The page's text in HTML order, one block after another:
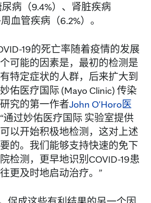
尿病（9.4%）、肾脏疾病
血管疾病（6.2%）。
19的死亡率随着疫情的发展
可能的因素是，最初的检测是
特定症状的人群，后来扩大到
佑医疗国际 (Mayo Clinic) 传染
究的第一作者John O'Horo医
通过妙佑医疗国际 实验室提供
以开始积极地检测，这对上述
的。我们能够支持快速的免下
检测，更早地识别COVID-19患
更及时地启动治疗。”